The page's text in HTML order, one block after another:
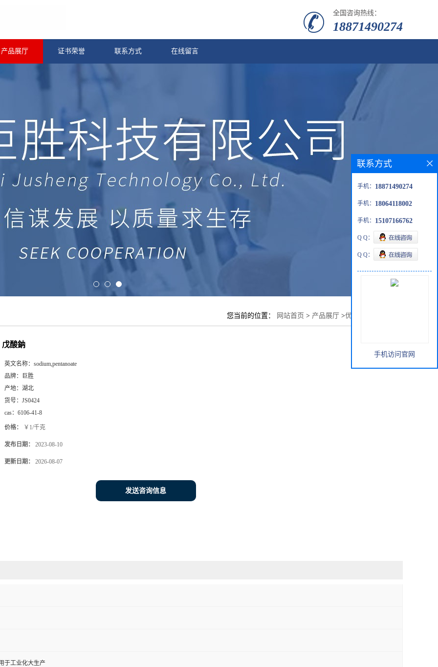
全国咨询热线：
18871490274
产品展厅 证书荣誉 联系方式 在线留言
您当前的位置： 网站首页 > 产品展厅 >优势品种
戊酸鈉
英文名称： sodium,pentanoate
品牌：
巨胜
产地： 湖北
货号： JS0424
cas： 6106-41-8
价格： ￥1/千克
发布日期： 2023-08-10
更新日期： 2026-08-07
发送咨询信息
于工业化大生产
联系方式
手机： 18871490274
手机： 18064118002
手机： 15107166762
Q Q：
Q Q：
手机访问官网